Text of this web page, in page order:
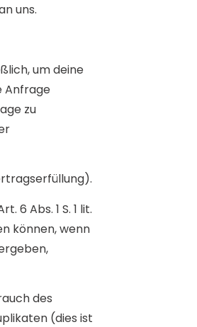
uns.
um deine
Anfrage
zu
Abs. 1 S. 1 lit.
können, wenn
des
(dies ist